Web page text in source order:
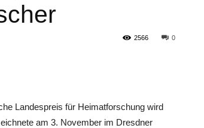
0
2566
Landespreis für Heimatforschung wird
am 3. November im Dresdner